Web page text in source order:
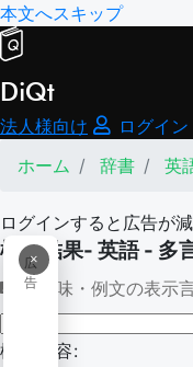
本文へスキップ
DiQt
法人様向け
ログイン
ホーム
辞書 英
ログインすると広告が
×
広
告
検索結果- 英語 - 多
意味・例文の表示
検索内容: